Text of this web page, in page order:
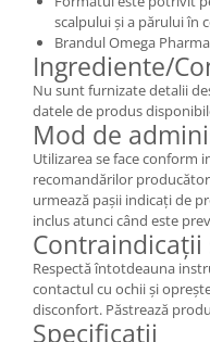
scalpului și a părului în
Brandul Omega
Ingrediente/
Nu sunt furnizate detalii
datele de produs
Mod de
Utilizarea se face conform
recomandărilor
urmează pașii indicați de
inclus atunci când este
Contraindicații
Respectă întotdeauna
contactul cu ochii și
disconfort. Păstrează
Specificații